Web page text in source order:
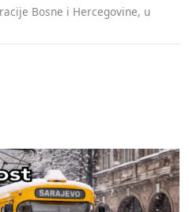
Bosne i Hercegovine, u